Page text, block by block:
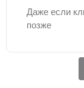
Даже если
позже